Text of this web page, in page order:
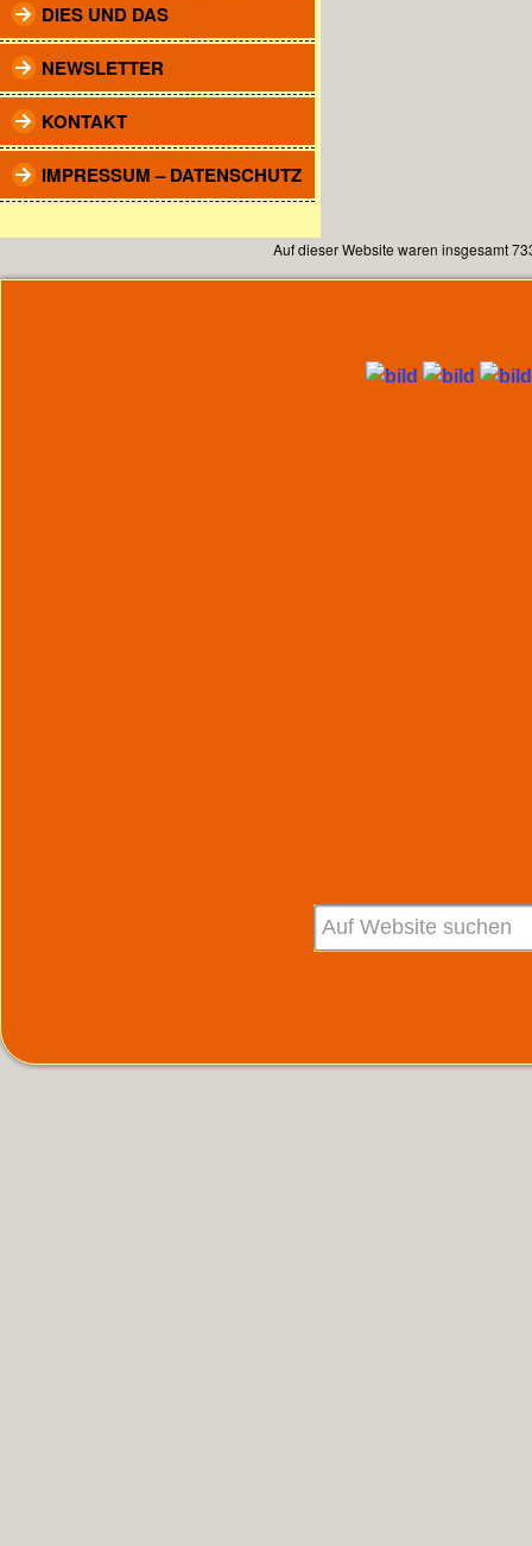
DIES UND DAS
NEWSLETTER
KONTAKT
IMPRESSUM – DATENSCHUTZ
Auf dieser Website waren insgesamt